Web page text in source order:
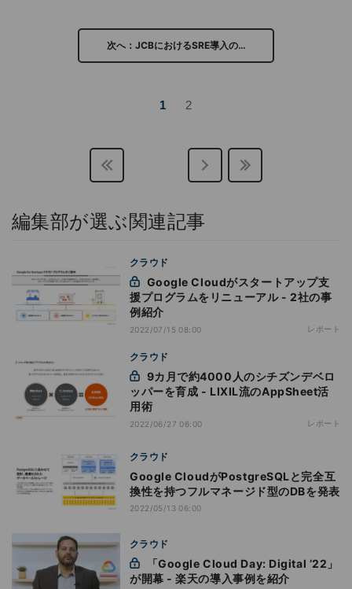
次へ：JCBにおけるSRE導入の…
1 2
編集部が選ぶ関連記事
クラウド
援プログラムをリニューアル - 2社の事
例紹介
2022/07/15 08:00 レポート
クラウド
ッパーを育成 - LIXIL流のAppSheet活
用術
2022/06/27 06:00 レポート
クラウド
Google CloudがPostgreSQLと完全互
換性を持つフルマネージド型のDBを発表
2022/05/13 06:00
クラウド
が開幕 - 楽天の導入事例を紹介